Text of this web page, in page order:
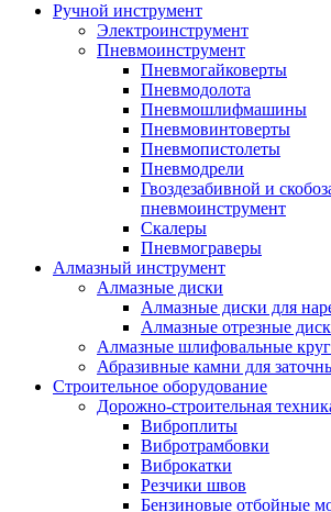
Ручной инструмент
Электроинструмент
Пневмоинструмент
Пневмогайковерты
Пневмодолота
Пневмошлифмашины
Пневмовинтоверты
Пневмопистолеты
Пневмодрели
Гвоздезабивной и
пневмоинструмент
Скалеры
Пневмограверы
Алмазный инструмент
Алмазные диски
Алмазные диски для
Алмазные отрезные
Алмазные шлифовальные
Абразивные камни для
Строительное оборудование
Дорожно-строительная
Виброплиты
Вибротрамбовки
Виброкатки
Резчики швов
Бензиновые отбойные